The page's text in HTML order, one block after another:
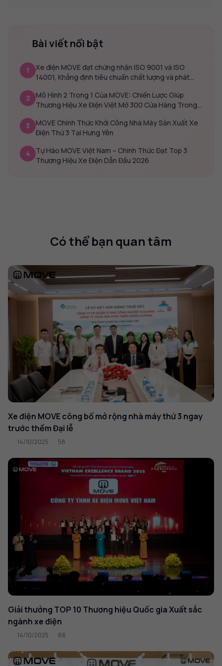
Bài viết nổi bật
1
Xe điện MOVE đạt chứng nhận ISO 9001 và ISO
14001, Khẳng định tiêu chuẩn chất lượng và phát
2
Mô Hình 2 Trong 1 Của MOVE: Chiến Lược Giúp
Thương Hiệu Xe Điện Việt Mở 300 Cửa Hàng Trong
3
MOVE Chính Thức Khởi Công Nhà Máy Sản Xuất Xe
Điện Thứ 3 Tại Hưng Yên
4
Tự Hào MOVE Việt Nam – Chính Thức Đạt Top 3
Thương Hiệu Xe Điện Dẫn Đầu 2026
Có thể bạn quan tâm
Xe điện MOVE công bố mở rộng nhà máy thứ 3 ngay
trước thềm Đại lễ
14/10/2025 58
Giải thưởng TOP 10 Thương hiệu Quốc gia Xuất sắc
ngành xe điện
14/10/2025 66